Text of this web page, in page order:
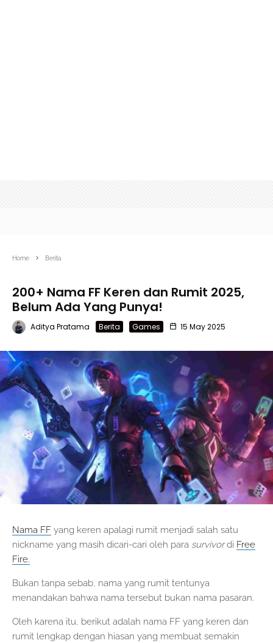
Home Berita
200+ Nama FF Keren dan Rumit 2025,
Belum Ada Yang Punya!
Aditya Pratama Berita Games 15 May 2025
Nama FF yang keren apalagi rumit menjadi salah satu
nickname yang masih dicari-cari oleh para survivordi Free
Fire.
Bukan tanpa sebab, nama yang rumit tentunya
menandakan bahwa nama tersebut bukan nama pasaran.
Oleh karena itu, berikut adalah nama FF yang keren dan
rumit lengkap dengan hiasan yang membuat semakin